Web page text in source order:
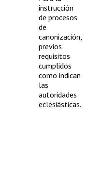
instrucción
de procesos
de
canonización,
previos
requisitos
cumplidos
como indican
las
autoridades
eclesiásticas.